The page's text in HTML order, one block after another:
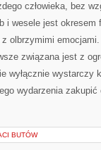
człowieka, bez
i wesele jest
olbrzymimi
związana jest z
wyłącznie wystarczy
wydarzenia
BUTÓW